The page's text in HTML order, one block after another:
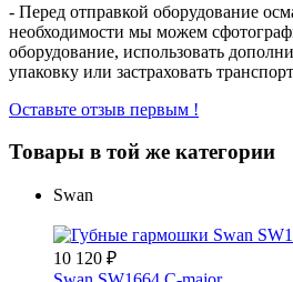
- Перед отправкой оборудование
необходимости мы можем
оборудование, использовать
упаковку или застраховать
Оставьте отзыв первым !
Товары в той же категории
Swan
10 120 ₽